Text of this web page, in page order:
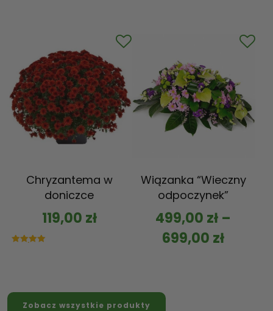
Chryzantema w
doniczce
119,00 zł
Wiązanka “Wieczny
odpoczynek”
499,00 zł –
699,00 zł
Zobacz wszystkie produkty